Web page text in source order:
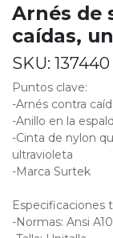
Arnés de
caídas,
SKU: 137440
Puntos clave:
-Arnés contra
-Anillo en la
-Cinta de nylon
ultravioleta
-Marca Surtek
Especificaciones
-Normas: Ansi